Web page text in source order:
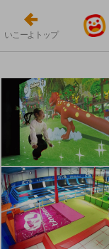
いこーよトップ